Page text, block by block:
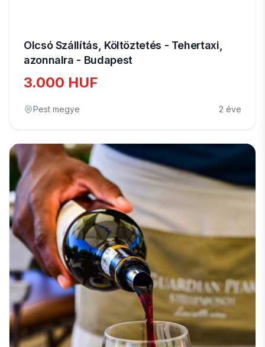
Olcsó Szállítás, Költöztetés - Tehertaxi,
azonnalra - Budapest
3.000 HUF
Pest megye 2 éve